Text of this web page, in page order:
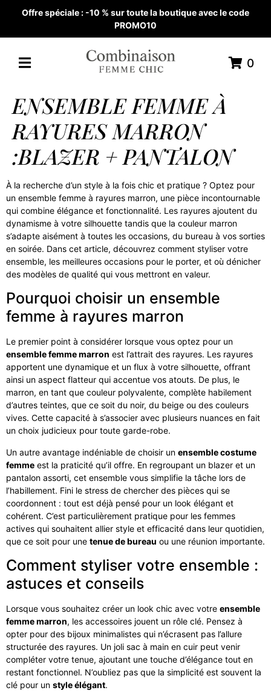
Offre spéciale : -10 % sur toute la boutique avec le code
PROMO10
0
ENSEMBLE FEMME À
RAYURES MARRON
:BLAZER + PANTALON
À la recherche d’un style à la fois chic et pratique ? Optez pour
un ensemble femme à rayures marron, une pièce incontournable
qui combine élégance et fonctionnalité. Les rayures ajoutent du
dynamisme à votre silhouette tandis que la couleur marron
s’adapte aisément à toutes les occasions, du bureau à vos sorties
en soirée. Dans cet article, découvrez comment styliser votre
ensemble, les meilleures occasions pour le porter, et où dénicher
des modèles de qualité qui vous mettront en valeur.
Pourquoi choisir un ensemble
femme à rayures marron
Le premier point à considérer lorsque vous optez pour un
ensemble femme marron est l’attrait des rayures. Les rayures
apportent une dynamique et un flux à votre silhouette, offrant
ainsi un aspect flatteur qui accentue vos atouts. De plus, le
marron, en tant que couleur polyvalente, complète habilement
d’autres teintes, que ce soit du noir, du beige ou des couleurs
vives. Cette capacité à s’associer avec plusieurs nuances en fait
un choix judicieux pour toute garde-robe.
Un autre avantage indéniable de choisir un ensemble costume
femme est la praticité qu’il offre. En regroupant un blazer et un
pantalon assorti, cet ensemble vous simplifie la tâche lors de
l’habillement. Fini le stress de chercher des pièces qui se
coordonnent : tout est déjà pensé pour un look élégant et
cohérent. C’est particulièrement pratique pour les femmes
actives qui souhaitent allier style et efficacité dans leur quotidien,
que ce soit pour une tenue de bureau ou une réunion importante.
Comment styliser votre ensemble :
astuces et conseils
Lorsque vous souhaitez créer un look chic avec votre ensemble
femme marron, les accessoires jouent un rôle clé. Pensez à
opter pour des bijoux minimalistes qui n’écrasent pas l’allure
structurée des rayures. Un joli sac à main en cuir peut venir
compléter votre tenue, ajoutant une touche d’élégance tout en
restant fonctionnel. N’oubliez pas que la simplicité est souvent la
clé pour un style élégant.